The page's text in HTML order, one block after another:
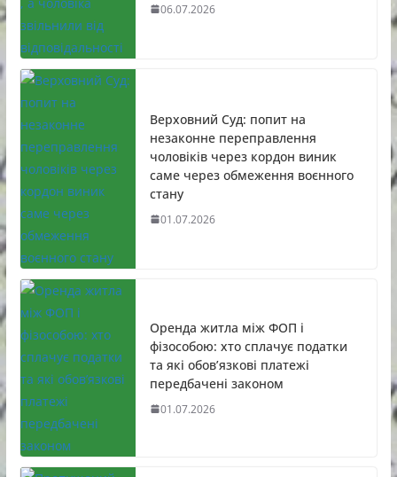
06.07.2026
Верховний Суд: попит на
незаконне переправлення
чоловіків через кордон виник
саме через обмеження воєнного
стану
01.07.2026
Оренда житла між ФОП і
фізособою: хто сплачує податки
та які обов’язкові платежі
передбачені законом
01.07.2026